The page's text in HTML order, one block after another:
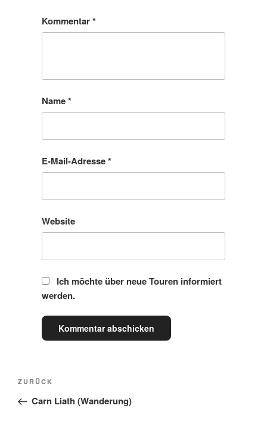
Kommentar*
Name*
E-Mail-Adresse*
Website
Ich möchte über neue Touren informiert
werden.
Beitragsnavigation
Vorheriger
Beitrag
ZURÜCK
Carn Liath (Wanderung)